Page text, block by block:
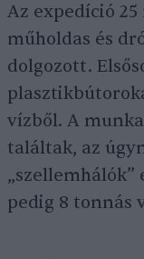
Az expedíció
műholdas és
dolgozott.
vízből. A
találtak, az
„szellemhálók”
pedig 8 tonnás